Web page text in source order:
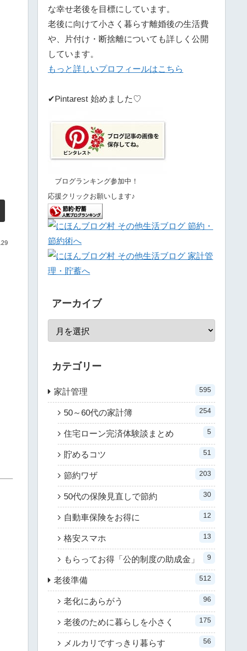
な幸せ老後を目標にしています。
老後に向けて小さく暮らす離婚後の生活費
や、片付け・断捨離についても詳しく公開
しています。
もっと詳しいプロフィールはこちら
✔Pintarest 始めました♡
ブログランキング参加中！
応援クリックお願いします♪
アーカイブ
カテゴリー
家計管理 595
50～60代の家計簿 254
住宅ローン完済体験談まとめ 5
貯めるコツ 51
節約ワザ 203
50代の保険見直しで節約 30
自動車保険をお得に 12
格安スマホ 13
もらってお得「公的制度の助成金」 9
老後準備 512
老化にあらがう 96
老後のために暮らしを小さく 175
メルカリですっきり暮らす 56